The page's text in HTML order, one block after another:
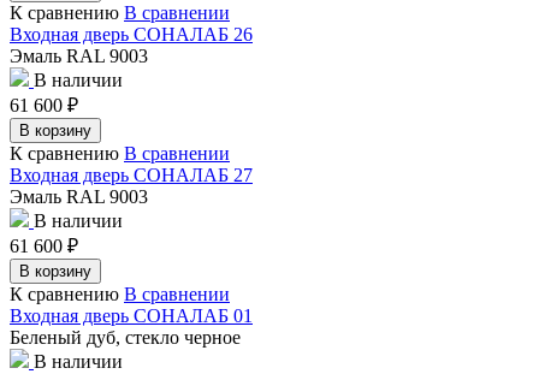
К сравнению В сравнении
Входная дверь СОНАЛАБ 26
Эмаль RAL 9003
В наличии
61 600 ₽
В корзину
К сравнению В сравнении
Входная дверь СОНАЛАБ 27
Эмаль RAL 9003
В наличии
61 600 ₽
В корзину
К сравнению В сравнении
Входная дверь СОНАЛАБ 01
Беленый дуб, стекло черное
В наличии